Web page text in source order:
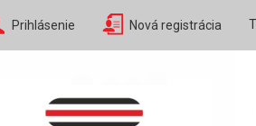
Prihlásenie Nová registrácia